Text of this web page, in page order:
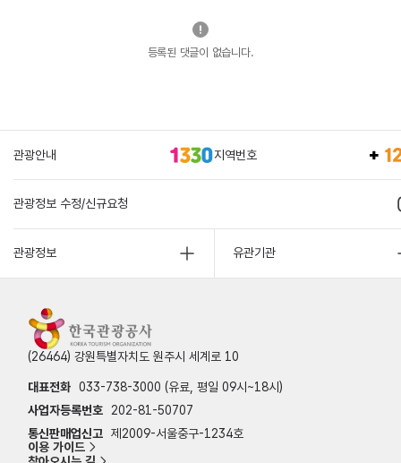
등록된 댓글이 없습니다.
관광안내 지역번호
관광정보 수정/신규요청
관광정보 유관기관
(26464) 강원특별자치도 원주시 세계로 10
대표전화 033-738-3000 (유료, 평일 09시~18시)
사업자등록번호
202-81-50707
통신판매업신고 제2009-서울중구-1234호
이용 가이드